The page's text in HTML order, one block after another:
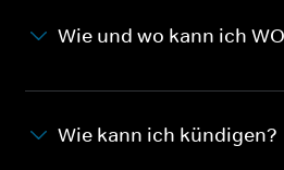
Wie und wo kann ich
Wie kann ich kündigen?